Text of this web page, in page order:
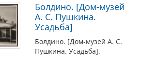
Болдино. [Дом-музей
А. С. Пушкина.
Усадьба]
Болдино. [Дом-музей А. С.
Пушкина. Усадьба].